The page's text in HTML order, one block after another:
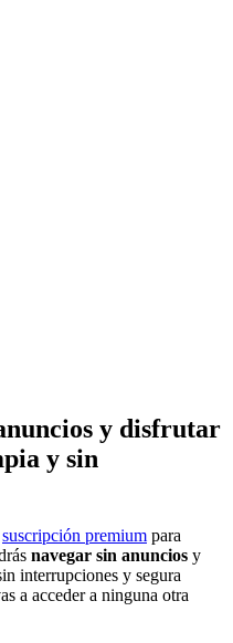
y disfrutar
y sin
suscripción premium para
navegar sin anuncios y
interrupciones y segura
a acceder a ninguna otra